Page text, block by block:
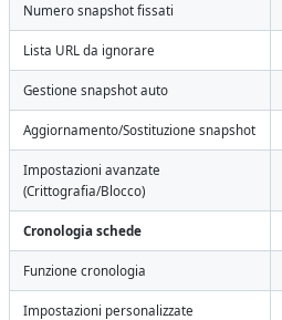
Numero snapshot fissati
Lista URL da ignorare
Gestione snapshot auto
Aggiornamento/Sostituzione snapshot
Impostazioni avanzate
(Crittografia/Blocco)
Cronologia schede
Funzione cronologia
Impostazioni personalizzate